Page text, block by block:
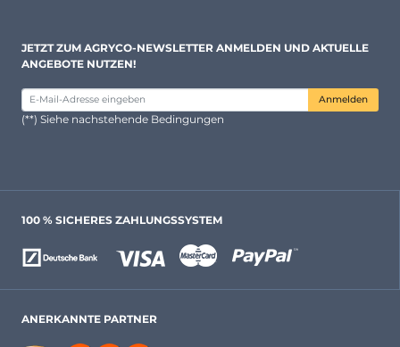
JETZT ZUM AGRYCO-NEWSLETTER ANMELDEN UND AKTUELLE
ANGEBOTE NUTZEN!
Anmelden
(**) Siehe nachstehende Bedingungen
100 % SICHERES ZAHLUNGSSYSTEM
ANERKANNTE PARTNER